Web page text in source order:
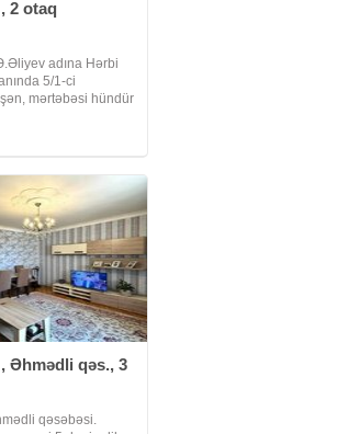
2 otaq
adına Hərbi
5/1-ci
mərtəbəsi hündür
künc binada
Əhmədli qəs., 3
qəsəbəsi.